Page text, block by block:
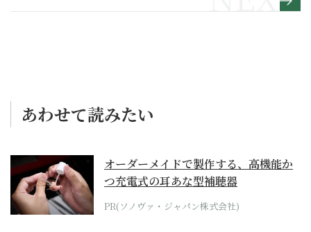
部の有名な和歌を解説【百人一首入門】
あわせて読みたい
オーダーメイドで製作する、高機能か
つ充電式の耳あな型補聴器
PR(ソノヴァ・ジャパン株式会社)